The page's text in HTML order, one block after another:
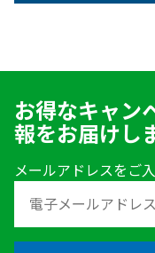
お得なキャン
報をお届けし
メールアドレスをご